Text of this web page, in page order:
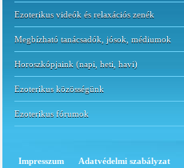
Ezoterikus videók és relaxációs zenék
Megbízható tanácsadók, jósok, médiumok
Horoszkópjaink (napi heti havi)
Ezoterikus közösségünk
Ezoterikus fórumok
Impresszum Adatvédelmi szabályzat